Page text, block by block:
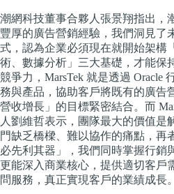
潮網科技董事合夥人張景翔指出，
豐厚的廣告營銷經驗，我們洞見了
式，認為企業必須現在就開始架構
術、數據分析」三大基礎，才能保
競爭力，MarsTek 就是透過 Oracle
務與產品，協助客戶將既有的廣告
營收增長」的目標緊密結合。而
人劉維哲表示，團隊最大的價值是
門缺乏橋樑、難以協作的痛點，再
必先利其器」，我們同時掌握行銷
更能深入商業核心，提供適切客戶
問服務，真正實現客戶的業績成長。